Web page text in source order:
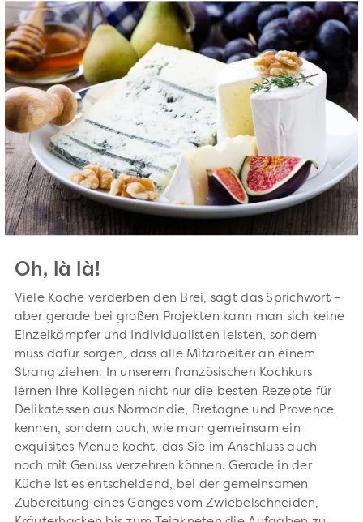
Oh, là là!
Viele Köche verderben den Brei, sagt das Sprichwort –
aber gerade bei großen Projekten kann man sich keine
Einzelkämpfer und Individualisten leisten, sondern
muss dafür sorgen, dass alle Mitarbeiter an einem
Strang ziehen. In unserem französischen Kochkurs
lernen Ihre Kollegen nicht nur die besten Rezepte für
Delikatessen aus Normandie, Bretagne und Provence
kennen, sondern auch, wie man gemeinsam ein
exquisites Menue kocht, das Sie im Anschluss auch
noch mit Genuss verzehren können. Gerade in der
Küche ist es entscheidend, bei der gemeinsamen
Zubereitung eines Ganges vom Zwiebelschneiden,